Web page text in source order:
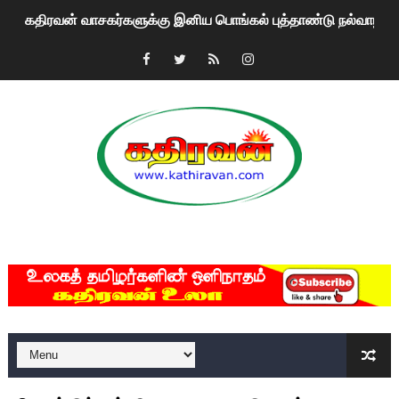
கதிரவன் வாசகர்களுக்கு இனிய பொங்கல் புத்தாண்டு
மகிந்த ராஜபக்சே பதவி விலக திட்டம்?
காணாமல் போகும் பிள்ளையார்கள்!
குண்டை தூக்கிப்போட்ட ஆய்வு…. இந்தியாவின் “கோவிஷீல்டு”
ஏர்போர்ட்டில் உதைத்த நபர் யார், என்ன நடந்தது?: உண்மையை
சீனா இலங்கையிடம் 8 மில்லியன் அமெரிக்க டொலர் நட்டஈடு
01/11/2021 Scotland ல் நடைபெறும் கண்டனப்
பாலச்சந்திரன் மற்றும் தன்னிடம் படித்த மாணவர்கள் தொடர்பில்